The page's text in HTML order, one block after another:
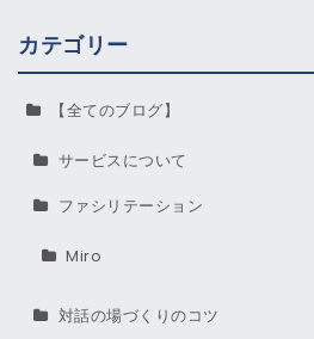
カテゴリー
【全てのブログ】
サービスについて
ファシリテーション
Miro
対話の場づくりのコツ